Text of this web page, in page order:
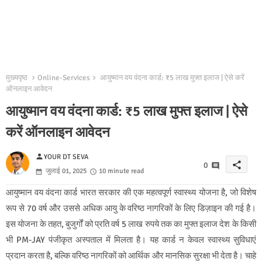
मुख्यपृष्ठ Online-Services
आयुष्मान वय वंदना कार्ड: ₹5 लाख मुफ्त इलाज | ऐसे करें
ऑनलाइन आवेदन
आयुष्मान वय वंदना कार्ड: ₹5 लाख मुफ्त इलाज | ऐसे
करें ऑनलाइन आवेदन
personYOUR DT SEVA
जुलाई 01, 2025
10 minute read
0 share
आयुष्मान वय वंदना कार्ड भारत सरकार की एक महत्वपूर्ण स्वास्थ्य योजना है, जो विशेष
रूप से 70 वर्ष और उससे अधिक आयु के वरिष्ठ नागरिकों के लिए डिज़ाइन की गई है।
इस योजना के तहत, बुजुर्गों को प्रति वर्ष 5 लाख रुपये तक का मुफ्त इलाज देश के किसी
भी PM-JAY पंजीकृत अस्पताल में मिलता है। यह कार्ड न केवल स्वास्थ्य सुविधाएं
प्रदान करता है, बल्कि वरिष्ठ नागरिकों को आर्थिक और मानसिक सुरक्षा भी देता है। चाहे